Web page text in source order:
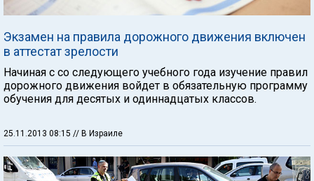
Экзамен на правила дорожного движения включен
в аттестат зрелости
Начиная с со следующего учебного года изучение правил
дорожного движения войдет в обязательную программу
обучения для десятых и одиннадцатых классов.
25.11.2013 08:15 // В Израиле